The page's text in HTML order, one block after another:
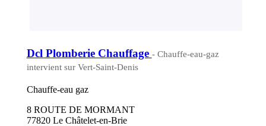
Dcl Plomberie Chauffage - Chauffe-eau-gaz
intervient sur Vert-Saint-Denis
Chauffe-eau gaz
8 ROUTE DE MORMANT
77820 Le Châtelet-en-Brie